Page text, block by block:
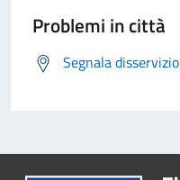
Problemi in città
Segnala disservizio